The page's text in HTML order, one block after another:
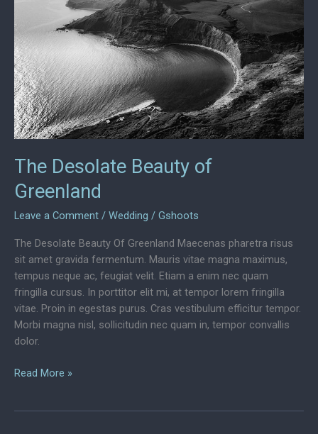
The Desolate Beauty of
Greenland
Leave a Comment / Wedding / Gshoots
The Desolate Beauty Of Greenland Maecenas pharetra risus
sit amet gravida fermentum. Mauris vitae magna maximus,
tempus neque ac, feugiat velit. Etiam a enim nec quam
fringilla cursus. In porttitor elit mi, at tempor lorem fringilla
vitae. Proin in egestas purus. Cras vestibulum efficitur tempor.
Morbi magna nisl, sollicitudin nec quam in, tempor convallis
dolor.
The
Read More »